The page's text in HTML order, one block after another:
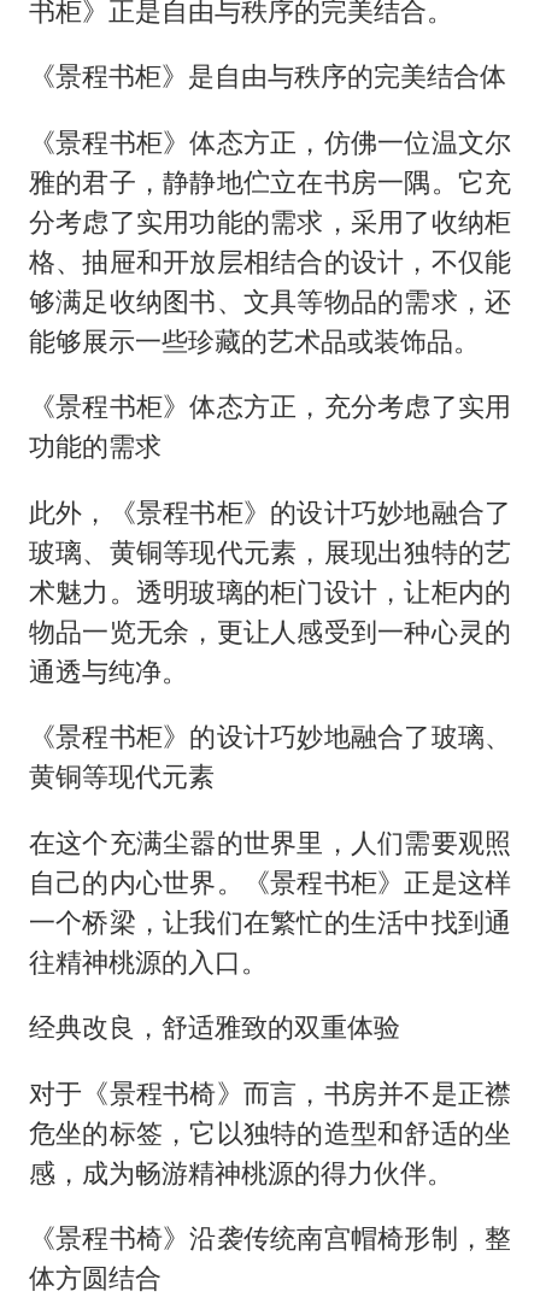
书柜》正是自由与秩序的完美结合。
《景程书柜》是自由与秩序的完美结合体
《景程书柜》体态方正，仿佛一位温文尔
雅的君子，静静地伫立在书房一隅。它充
分考虑了实用功能的需求，采用了收纳柜
格、抽屉和开放层相结合的设计，不仅能
够满足收纳图书、文具等物品的需求，还
能够展示一些珍藏的艺术品或装饰品。
《景程书柜》体态方正，充分考虑了实用
功能的需求
此外，《景程书柜》的设计巧妙地融合了
玻璃、黄铜等现代元素，展现出独特的艺
术魅力。透明玻璃的柜门设计，让柜内的
物品一览无余，更让人感受到一种心灵的
通透与纯净。
《景程书柜》的设计巧妙地融合了玻璃、
黄铜等现代元素
在这个充满尘嚣的世界里，人们需要观照
自己的内心世界。《景程书柜》正是这样
一个桥梁，让我们在繁忙的生活中找到通
往精神桃源的入口。
经典改良，舒适雅致的双重体验
对于《景程书椅》而言，书房并不是正襟
危坐的标签，它以独特的造型和舒适的坐
感，成为畅游精神桃源的得力伙伴。
《景程书椅》沿袭传统南宫帽椅形制，整
体方圆结合